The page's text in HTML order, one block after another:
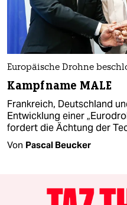
Europäische Drohne
Kampfname MALE
Frankreich, Deutschland
Entwicklung einer
fordert die Ächtung der
Von Pascal Beucker